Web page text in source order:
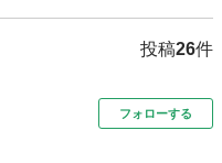
投稿26件
フォローする